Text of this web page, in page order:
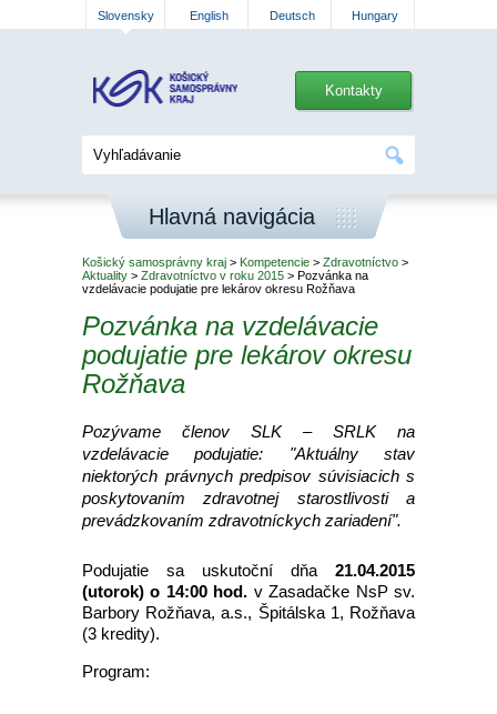
Slovensky English Deutsch Hungary
Kontakty
Hlavná navigácia
Košický samosprávny kraj > Kompetencie > Zdravotníctvo >
Aktuality > Zdravotníctvo v roku 2015 > Pozvánka na
vzdelávacie podujatie pre lekárov okresu Rožňava
Pozvánka na vzdelávacie
podujatie pre lekárov okresu
Rožňava
Pozývame členov SLK – SRLK na
vzdelávacie podujatie: "Aktuálny stav
niektorých právnych predpisov súvisiacich s
poskytovaním zdravotnej starostlivosti a
prevádzkovaním zdravotníckych zariadení".
Podujatie sa uskutoční dňa 21.04.2015
(utorok) o 14:00 hod. v Zasadačke NsP sv.
Barbory Rožňava, a.s., Špitálska 1, Rožňava
(3 kredity).
Program: